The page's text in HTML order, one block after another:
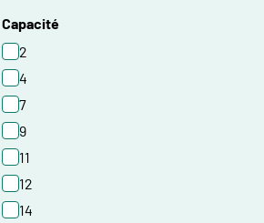
Capacité
2
4
7
9
11
12
14